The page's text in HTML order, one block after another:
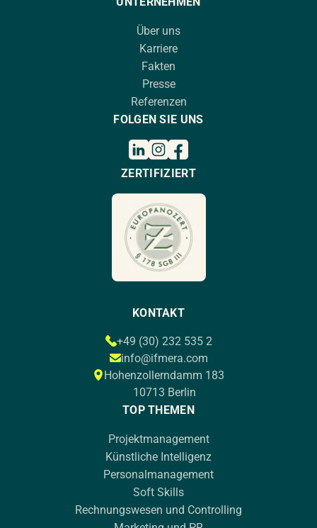
Über uns
Karriere
Fakten
Presse
Referenzen
FOLGEN SIE UNS
ZERTIFIZIERT
KONTAKT
+49 (30) 232 535 2
info@ifmera.com
Hohenzollerndamm 183
10713 Berlin
TOP THEMEN
Projektmanagement
Künstliche Intelligenz
Personalmanagement
Soft Skills
Rechnungswesen und Controlling